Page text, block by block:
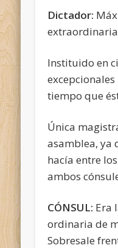
Dictador:
Instituido en
tiempo que
Única
asamblea, ya
hacía entre
ambos
CÓNSUL: Era
ordinaria de
Sobresale